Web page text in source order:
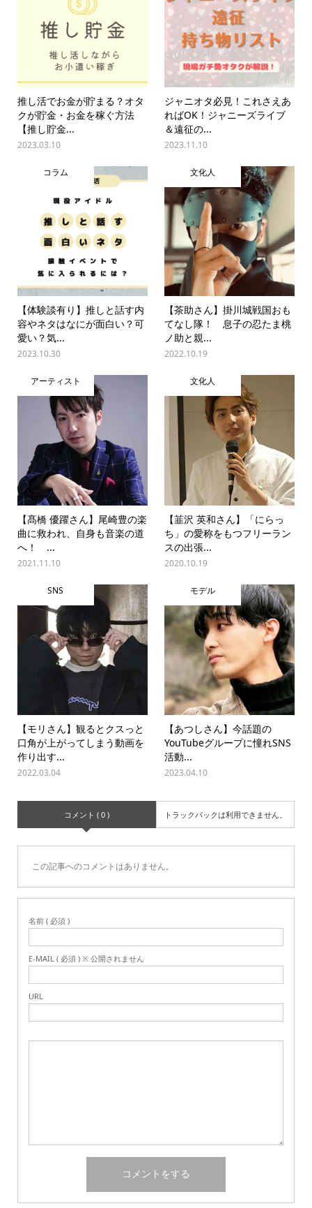
推し活でお金が貯まる？オタ
クが貯金・お金を稼ぐ方法
【推し貯金...
2023.03.10
ジャニオタ必見！これさえあ
ればOK！ジャニーズライブ
＆遠征の...
2023.11.10
コラム
【体験談有り】推しと話す内
容やネタはなにが面白い？可
愛い？気...
2023.10.30
文化人
【茶助さん】掛川城戦国おも
てなし隊！ 息子の忍たま桃
ノ助と親...
2022.10.19
アーティスト
【髙橋 優躍さん】尾崎豊の楽
曲に救われ、自身も音楽の道
へ！ ...
2021.11.10
文化人
【韮沢 英和さん】「にらっ
ち」の愛称をもつフリーラン
スの出張...
2020.10.19
SNS
【モリさん】観るとクスっと
口角が上がってしまう動画を
作り出す...
2022.03.04
モデル
【あつしさん】今話題の
YouTubeグループに憧れSNS
活動...
2023.04.10
コメント ( 0 ) トラックバックは利用できません。
この記事へのコメントはありません。
名前 ( 必須 )
E-MAIL ( 必須 ) ※ 公開されません
URL